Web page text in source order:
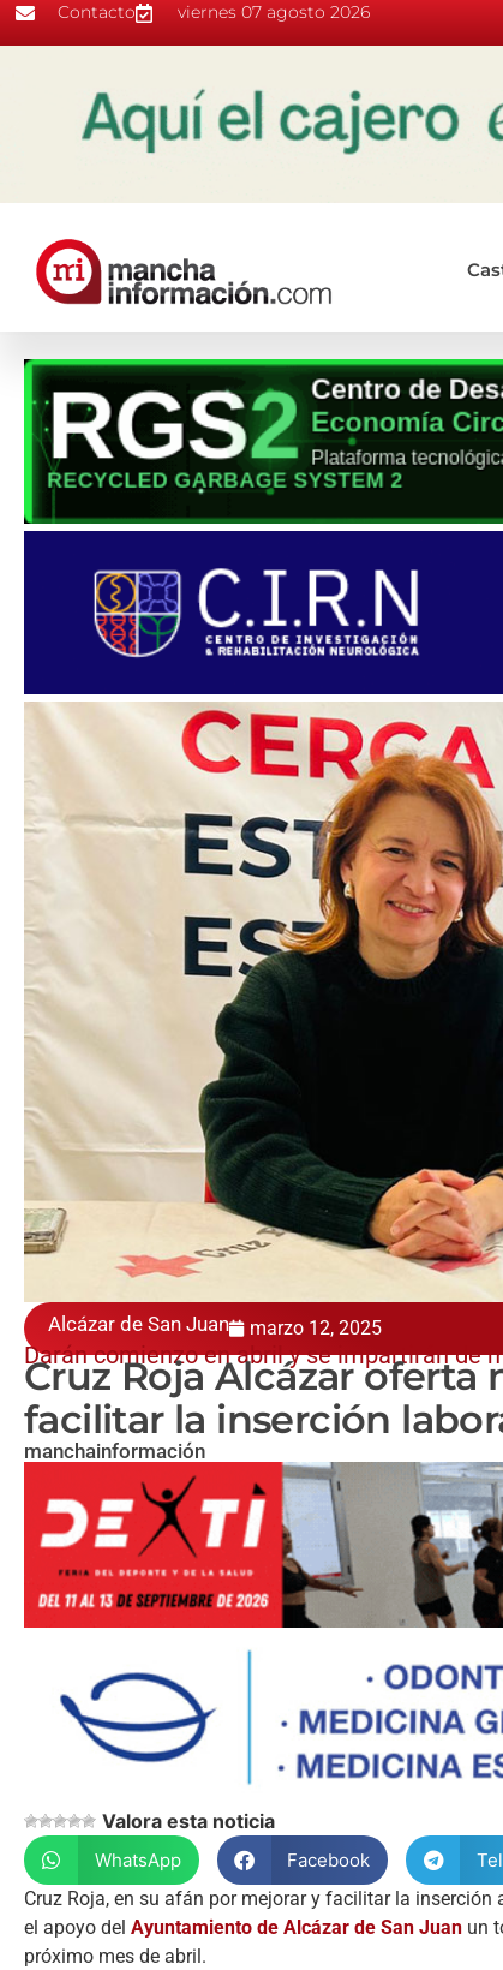
Contacto viernes 07 agosto 2026
Alcázar de San Juan marzo 12, 2025
Darán comienzo en abril y se impartirán de
Cruz Roja Alcázar
facilitar la inserción
manchainformación
Valora esta noticia
WhatsApp Facebook
Cruz Roja, en su afán por mejorar y facilitar la
el apoyo del Ayuntamiento de Alcázar de San Juan un
próximo mes de abril.